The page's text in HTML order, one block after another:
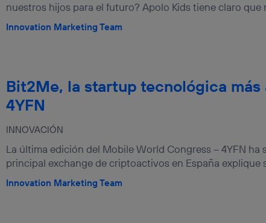
nuestros hijos para el futuro? Apolo Kids tiene claro que
Innovation Marketing Team
INNOVACIÓN
Bit2Me, la startup tecnológica más
4YFN
La última edición del Mobile World Congress – 4YFN ha
principal exchange de criptoactivos en España explique
Innovation Marketing Team